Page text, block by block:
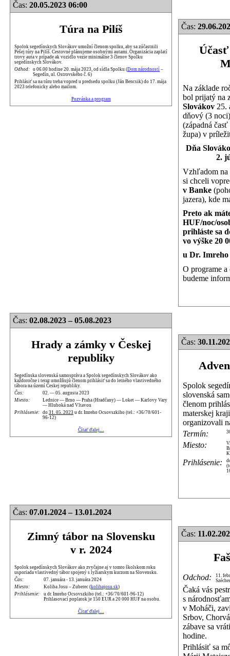
Čas: 20.05.2023 06:00
Túra na Pilíš
Spolok segedínskych Slovákov umožní členom spolku, aby sa zúčastnili
Pešej túry na Pilíš. Cestovné plánujeme osobnými autami. Organizácia zaplatí
trovy auta v prípade ak vozidlo vezie minimálne 3 členov Spolku
segedínskych Slovákov.
Odhod: o 06.00 hodine 20. mája 2023, od sídla Spolku (Dom národností –
Segedín, ul. Ostrovského č. 6)
Prihlásiť sa na túru treba vopred u predsedu spolku (Ján Bencsik) do 17. mája
2023 telefonicky alebo mailom.
Pozvánka a program
Čas:
Na základe
bol prijatý na
Slovákov 25.
dňový (3
(západná
župa) v
Dňa
2.
Vzhľadom na
si chceli
v Banke
jazera), kde
Preto ak
HUF/noc/
prihláste sa
vo výške 20
u Dr. Imreho
O programe
budeme
Čas: 02.08.2023 – 05.08.2023
Hrady a zámky v Českej
republiky
Segedínska slovenská samospráva a Spolok segedínskych Slovákov ako
každoročne i teraz umožňujú členom prihlásiť sa do letného vlastivedného
tábora na území Českej republiky.
Čas:
02. — 05. augusta 2023
Miesto:
Lednice — Brno — Praha (Hradčany) — Loket — Karlovy Vary
— Hluboká nad Vltavou
Prihlásenie: do 31. 05. 2023 u dr. Imreho Ocsovszkiho (tel.: +36/70/601-
96-12)
Čítať ďalej…
Čas:
Spolok
slovenská
členom
materskej
organizovali
Termín:
Miesto:
Prihlásenie:
Čas: 07.01.2024 – 13.01.2024
Zimný tábor na Slovensku
v r. 2024
Spolok segedínskych Slovákov ako zvyčajne aj v tomto školskom roku
usporiada vlastivedný tábor spojený s lyžiarskym kurzom na Slovensku.
Čas:
07. januára - 13. januára 2024
Miesto:
Koliba Josu – Zuberec (kolibajosu.sk)
Prihlásenie:
u dr. Imreho Ocsovszkiho (tel.: +36/70/601-96-12)
Prihlasovací poplatok je 150 EUR a 20 000 HUF na osobu.
Čítať ďalej…
Čas:
Odchod:
11.
Čaká vás
s
v Moháči,
Srbov,
zábave sa
hodine.
Prihlásiť sa